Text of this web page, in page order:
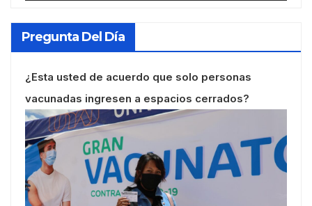
Pregunta Del Día
¿Esta usted de acuerdo que solo personas
vacunadas ingresen a espacios cerrados?